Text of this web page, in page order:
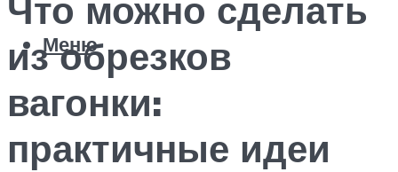
Меню
Что можно сделать
из обрезков
вагонки:
практичные идеи